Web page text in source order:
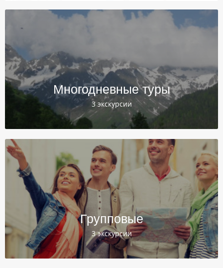
Многодневные туры
3 экскурсии
Групповые
3 экскурсии